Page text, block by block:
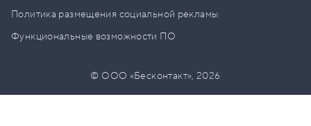
Политика размещения социальной рекламы
Функциональные возможности ПО
© ООО «Бесконтакт»,2026